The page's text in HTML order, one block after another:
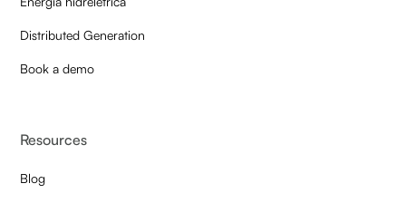
Distributed Generation
Book a demo
Resources
Blog